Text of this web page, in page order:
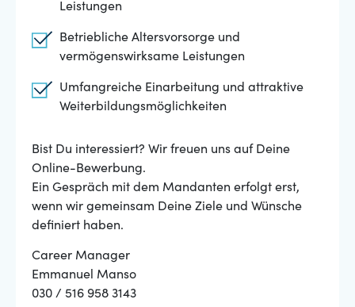
Leistungen
Betriebliche Altersvorsorge und
vermögenswirksame Leistungen
Umfangreiche Einarbeitung und attraktive
Weiterbildungsmöglichkeiten
Bist Du interessiert? Wir freuen uns auf Deine
Online-Bewerbung.
Ein Gespräch mit dem Mandanten erfolgt erst,
wenn wir gemeinsam Deine Ziele und Wünsche
definiert haben.
Career Manager
Emmanuel Manso
030 / 516 958 3143